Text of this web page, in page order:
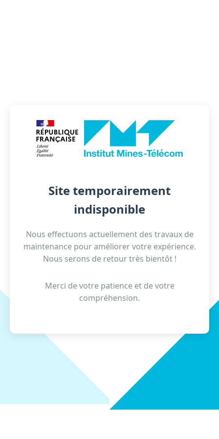
Site temporairement
indisponible
Nous effectuons actuellement des travaux de
maintenance pour améliorer votre expérience.
Nous serons de retour très bientôt !
Merci de votre patience et de votre
compréhension.